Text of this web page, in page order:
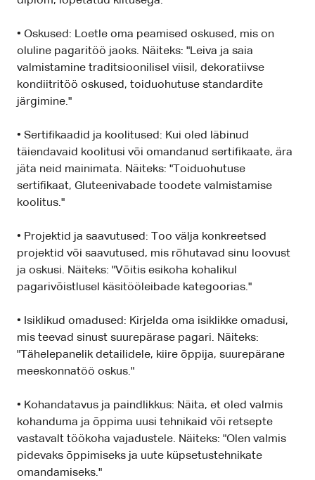
• Oskused: Loetle oma peamised oskused, mis on
oluline pagaritöö jaoks. Näiteks: "Leiva ja saia
valmistamine traditsioonilisel viisil, dekoratiivse
kondiitritöö oskused, toiduohutuse standardite
järgimine."
• Sertifikaadid ja koolitused: Kui oled läbinud
täiendavaid koolitusi või omandanud sertifikaate, ära
jäta neid mainimata. Näiteks: "Toiduohutuse
sertifikaat, Gluteenivabade toodete valmistamise
koolitus."
• Projektid ja saavutused: Too välja konkreetsed
projektid või saavutused, mis rõhutavad sinu loovust
ja oskusi. Näiteks: "Võitis esikoha kohalikul
pagarivõistlusel käsitööleibade kategoorias."
• Isiklikud omadused: Kirjelda oma isiklikke omadusi,
mis teevad sinust suurepärase pagari. Näiteks:
"Tähelepanelik detailidele, kiire õppija, suurepärane
meeskonnatöö oskus."
• Kohandatavus ja paindlikkus: Näita, et oled valmis
kohanduma ja õppima uusi tehnikaid või retsepte
vastavalt töökoha vajadustele. Näiteks: "Olen valmis
pidevaks õppimiseks ja uute küpsetustehnikate
omandamiseks."